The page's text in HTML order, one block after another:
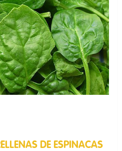
DE ESPINACAS